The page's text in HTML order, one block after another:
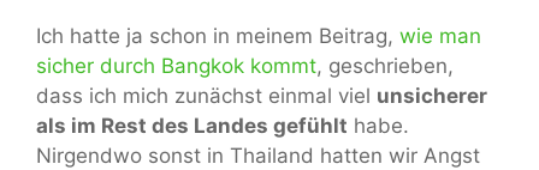
Ich hatte ja schon in meinem Beitrag, wie man
sicher durch Bangkok kommt, geschrieben,
dass ich mich zunächst einmal viel unsicherer
als im Rest des Landes gefühlt habe.
Nirgendwo sonst in Thailand hatten wir Angst